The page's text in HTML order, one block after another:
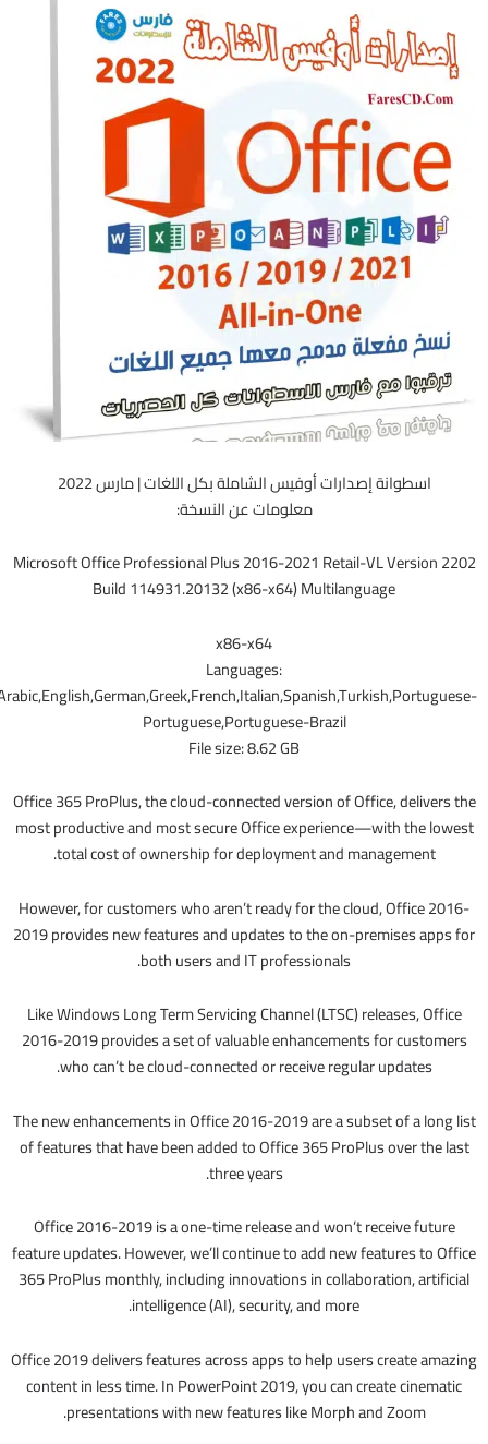
اسطوانة إصدارات أوفيس الشاملة بكل اللغات | مارس 2022
معلومات عن النسخة:
Microsoft Office Professional Plus 2016-2021 Retail-VL Version 2202
Build 114931.20132 (x86-x64) Multilanguage
x86-x64
Languages:
Arabic,English,German,Greek,French,Italian,Spanish,Turkish,Portuguese-
Portuguese,Portuguese-Brazil
File size: 8.62 GB
Office 365 ProPlus, the cloud-connected version of Office, delivers the
most productive and most secure Office experience—with the lowest
total cost of ownership for deployment and management.
However, for customers who aren’t ready for the cloud, Office 2016-
2019 provides new features and updates to the on-premises apps for
both users and IT professionals.
Like Windows Long Term Servicing Channel (LTSC) releases, Office
2016-2019 provides a set of valuable enhancements for customers
who can’t be cloud-connected or receive regular updates.
The new enhancements in Office 2016-2019 are a subset of a long list
of features that have been added to Office 365 ProPlus over the last
three years.
Office 2016-2019 is a one-time release and won’t receive future
feature updates. However, we’ll continue to add new features to Office
365 ProPlus monthly, including innovations in collaboration, artificial
intelligence (AI), security, and more.
Office 2019 delivers features across apps to help users create amazing
content in less time. In PowerPoint 2019, you can create cinematic
presentations with new features like Morph and Zoom.